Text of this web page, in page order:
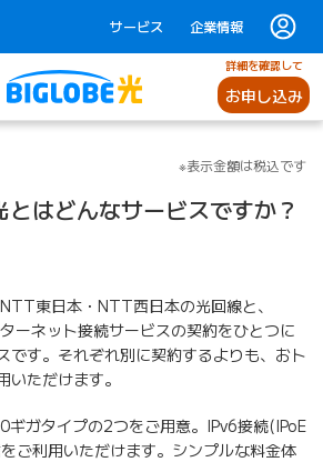
サービス 企業情報
詳細を確認して
お申し込み
※表示金額は税込です
はどんなサービスですか？
東日本・NTT西日本の光回線と、
ーネット接続サービスの契約をひとつに
です。それぞれ別に契約するよりも、おト
いただけます。
ギガタイプの2つをご用意。IPv6接続(IPoE
ご利用いただけます。シンプルな料金体